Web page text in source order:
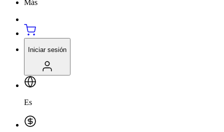
Más
Iniciar sesión
Es